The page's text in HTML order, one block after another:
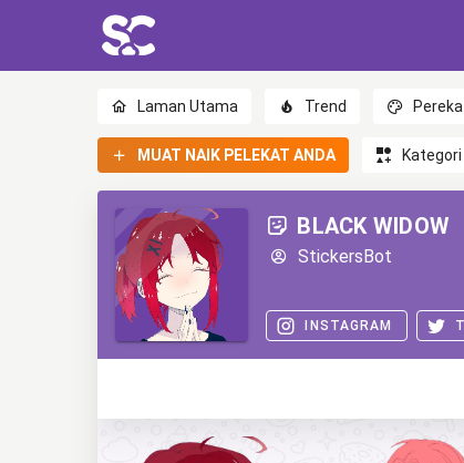
Laman Utama Trend Pereka
MUAT NAIK PELEKAT ANDA Kategori
BLACK WIDOW
StickersBot
INSTAGRAM